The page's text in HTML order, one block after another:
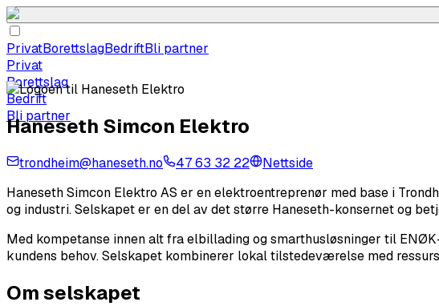
PrivatBorettslagBedriftBli partner
Privat
Borettslag
Bedrift
Bli partner
Haneseth Simcon Elektro
trondheim@haneseth.no 47 63 32 22
Nettside
Haneseth Simcon Elektro AS er en elektroentreprenør med base i
og industri. Selskapet er en del av det større Haneseth-konsernet og
Med kompetanse innen alt fra elbillading og smarthusløsninger til
kundens behov. Selskapet kombinerer lokal tilstedeværelse med
Om selskapet